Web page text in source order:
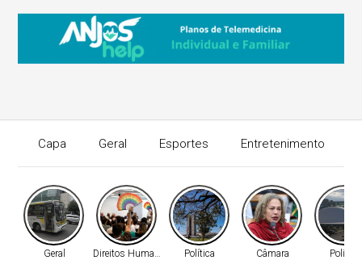
Capa Geral Esportes Entretenimento
Geral Direitos Humanos Política Câmara Política